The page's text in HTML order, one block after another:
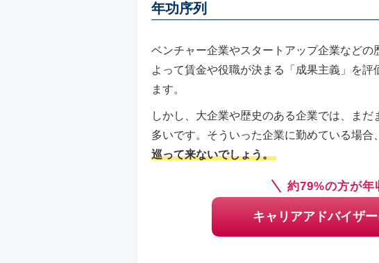
年功序列
ベンチャー企業やスタートアップ企業など
よって賃金や役職が決まる「成果主義」を
ます。
しかし、大企業や歴史のある企業では、ま
多いです。そういった企業に勤めている場合、
巡って来ないでしょう。
約79%の方が年
キャリアアドバイザ